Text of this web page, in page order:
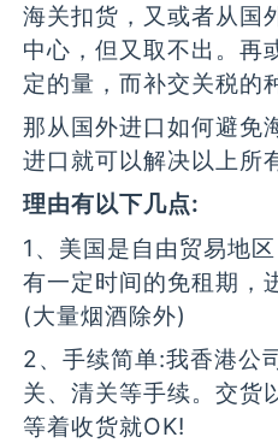
海关扣货，又或者从国
中心，但又取不出。再
定的量，而补交关税的
那从国外进口如何避免
进口就可以解决以上所
理由有以下几点:
1、美国是自由贸易地
有一定时间的免租期，
(大量烟酒除外)
2、手续简单:我香港公
关、清关等手续。交货
等着收货就OK!